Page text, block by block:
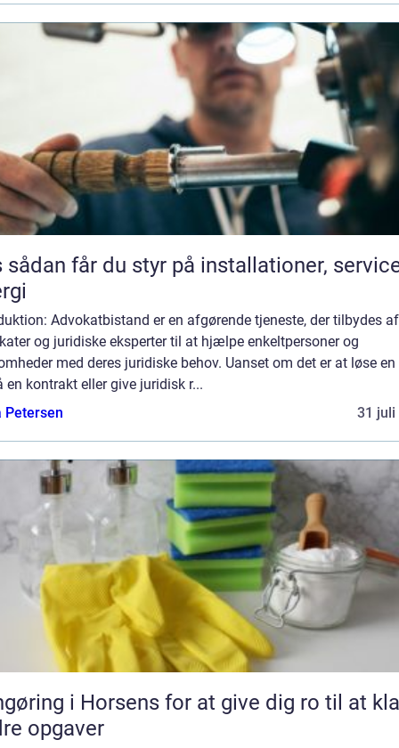
Advokatbistand er en afgørende tjeneste, der tilbydes af
og juridiske eksperter til at hjælpe enkeltpersoner og
med deres juridiske behov. Uanset om det er at løse
en kontrakt eller give juridisk r...
Petersen
31 juli
i Horsens for at give dig ro til at
opgaver